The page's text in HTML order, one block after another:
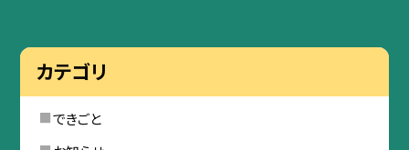
カテゴリ
できごと